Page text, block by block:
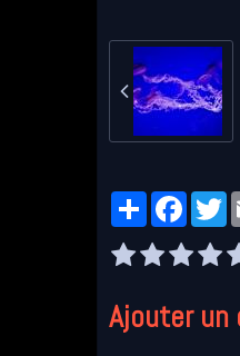
Partager
Ajouter